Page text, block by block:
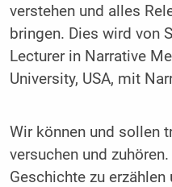
verstehen und alles
bringen. Dies wird von
Lecturer in Narrative
University, USA, mit
Wir können und sollen
versuchen und
Geschichte zu